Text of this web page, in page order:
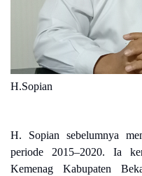
H.Sopian
H. Sopian sebelumnya
periode 2015–2020. Ia
Kemenag Kabupaten